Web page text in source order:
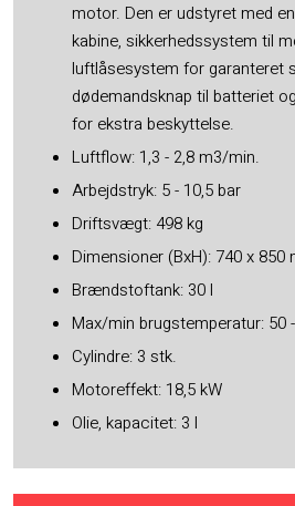
motor. Den er udstyret med
kabine, sikkerhedssystem til
luftlåsesystem for garanteret
dødemandsknap til batteriet
for ekstra beskyttelse.
Luftflow: 1,3 - 2,8 m3/min.
Arbejdstryk: 5 - 10,5 bar
Driftsvægt: 498 kg
Dimensioner (BxH): 740 x 850
Brændstoftank: 30 l
Max/min brugstemperatur: 50
Cylindre: 3 stk.
Motoreffekt: 18,5 kW
Olie, kapacitet: 3 l